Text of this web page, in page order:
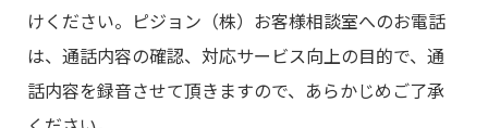
けください。ピジョン（株）お客様相談室へのお電話
は、通話内容の確認、対応サービス向上の目的で、通
話内容を録音させて頂きますので、あらかじめご了承